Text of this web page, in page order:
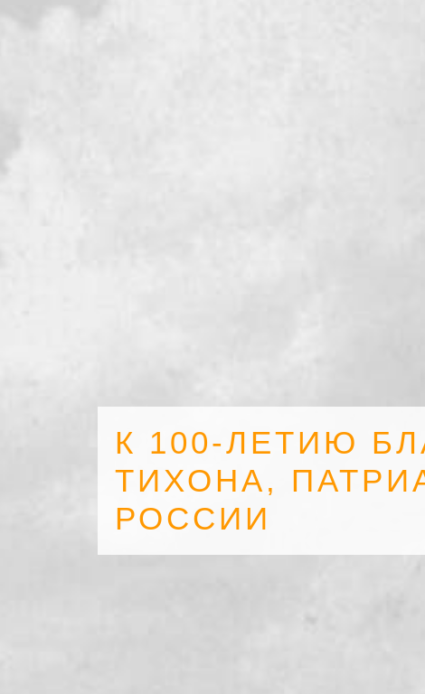
К 100-ЛЕТИЮ
ТИХОНА,
РОССИИ